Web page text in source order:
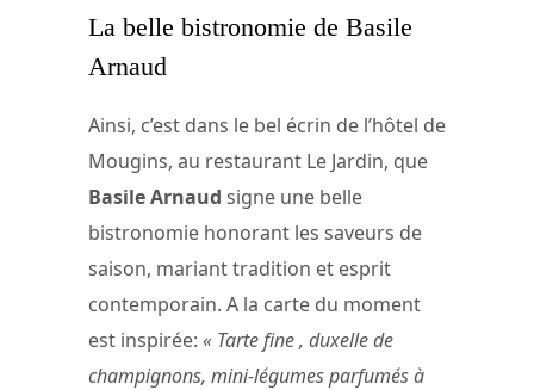
La belle bistronomie de Basile
Arnaud
Ainsi, c’est dans le bel écrin de l’hôtel de
Mougins, au restaurant Le Jardin, que
Basile Arnaud signe une belle
bistronomie honorant les saveurs de
saison, mariant tradition et esprit
contemporain. A la carte du moment
est inspirée: « Tarte fine , duxelle de
champignons, mini-légumes parfumés à